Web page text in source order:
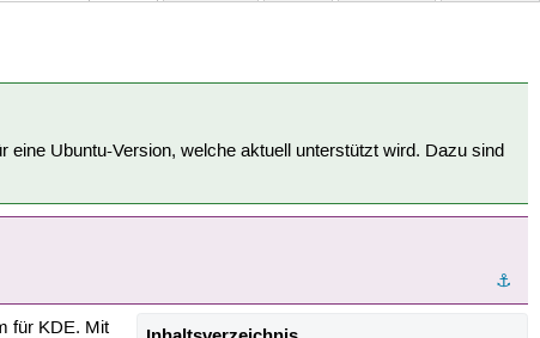
Ubuntu-Version, welche aktuell unterstützt wird. Dazu sind
⚓︎
für KDE. Mit